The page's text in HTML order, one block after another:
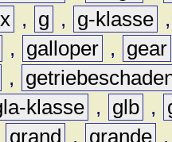
, g , g-klasse
, galloper ,
gear
,
klasse , glb ,
grand , grande